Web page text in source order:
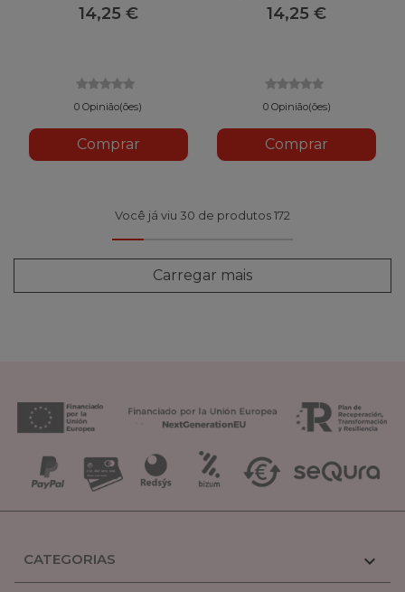
14,25 €
0 Opinião(ões)
Comprar
Cm
14,25 €
0 Opinião(ões)
Comprar
Você já viu 30 de produtos 172
Carregar mais
CATEGORIAS 